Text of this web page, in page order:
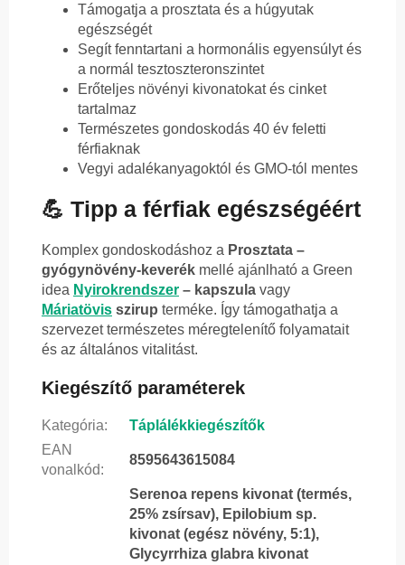
Támogatja a prosztata és a húgyutak
egészségét
Segít fenntartani a hormonális egyensúlyt és
a normál tesztoszteronszintet
Erőteljes növényi kivonatokat és cinket
tartalmaz
Természetes gondoskodás 40 év feletti
férfiaknak
Vegyi adalékanyagoktól és GMO-tól mentes
💪 Tipp a férfiak egészségéért
Komplex gondoskodáshoz a Prosztata –
gyógynövény-keverék mellé ajánlható a Green
idea Nyirokrendszer – kapszula vagy
Máriatövis szirup terméke. Így támogathatja a
szervezet természetes méregtelenítő folyamatait
és az általános vitalitást.
Kiegészítő paraméterek
Kategória:
Táplálékkiegészítők
EAN
vonalkód:
8595643615084
Serenoa repens kivonat (termés,
25% zsírsav), Epilobium sp.
kivonat (egész növény, 5:1),
Glycyrrhiza glabra kivonat